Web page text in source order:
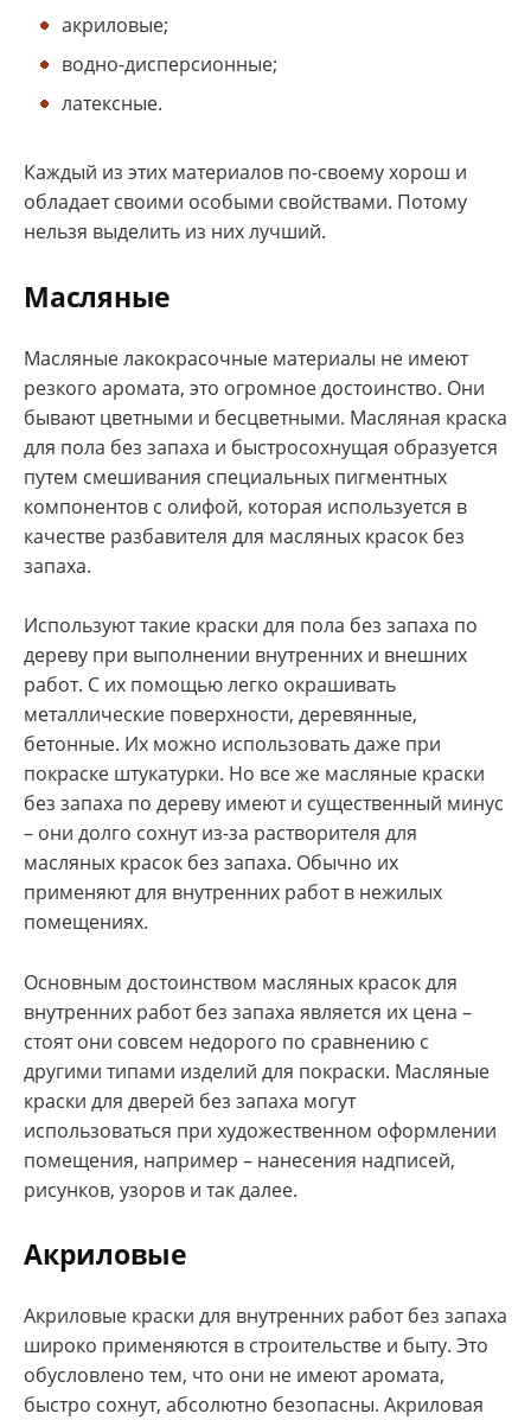
акриловые;
водно-дисперсионные;
латексные.
Каждый из этих материалов по-своему хорош и
обладает своими особыми свойствами. Потому
нельзя выделить из них лучший.
Масляные
Масляные лакокрасочные материалы не имеют
резкого аромата, это огромное достоинство. Они
бывают цветными и бесцветными. Масляная краска
для пола без запаха и быстросохнущая образуется
путем смешивания специальных пигментных
компонентов с олифой, которая используется в
качестве разбавителя для масляных красок без
запаха.
Используют такие краски для пола без запаха по
дереву при выполнении внутренних и внешних
работ. С их помощью легко окрашивать
металлические поверхности, деревянные,
бетонные. Их можно использовать даже при
покраске штукатурки. Но все же масляные краски
без запаха по дереву имеют и существенный минус
– они долго сохнут из-за растворителя для
масляных красок без запаха. Обычно их
применяют для внутренних работ в нежилых
помещениях.
Основным достоинством масляных красок для
внутренних работ без запаха является их цена –
стоят они совсем недорого по сравнению с
другими типами изделий для покраски. Масляные
краски для дверей без запаха могут
использоваться при художественном оформлении
помещения, например – нанесения надписей,
рисунков, узоров и так далее.
Акриловые
Акриловые краски для внутренних работ без запаха
широко применяются в строительстве и быту. Это
обусловлено тем, что они не имеют аромата,
быстро сохнут, абсолютно безопасны. Акриловая